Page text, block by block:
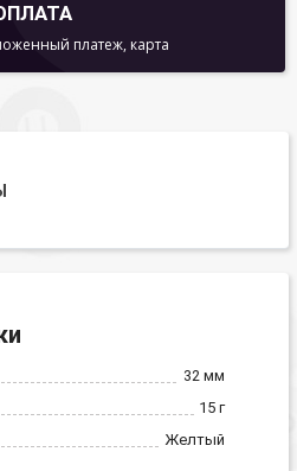
платеж, карта
32 мм
15 г
Желтый